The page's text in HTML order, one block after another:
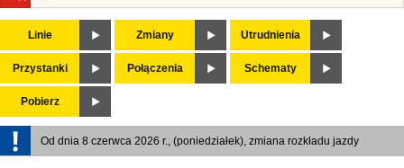
Linie Zmiany Utrudnienia
Przystanki Połączenia Schematy
Pobierz
Od dnia 8 czerwca 2026 r., (poniedziałek), zmiana rozkładu jazdy